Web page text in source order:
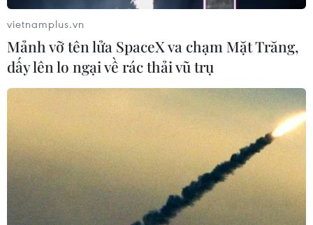
Jordan từ lâu đã ủng hộ phe đối lập Syria được
phương Tây hậu thuẫn, lực lượng từng kiểm
soát miền Nam Syria cho đến khi quân đội
chính phủ phát động đợt tấn công hồi năm 2018
Hiện cả Jordan và Israel đều bày tỏ quan ngại
về sự hiện diện của các lực lượng được Iran hậu
thuẫn gần biên giới Syria./.
(TTXVN/Vietnam+)
vietnamplus.vn
Mảnh vỡ tên lửa SpaceX va chạm Mặt Trăng,
dấy lên lo ngại về rác thải vũ trụ